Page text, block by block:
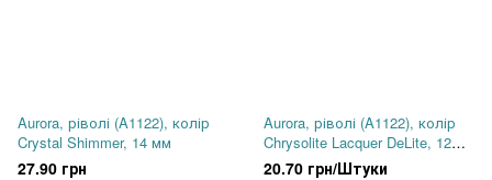
Aurora, ріволі (A1122), колір
Crystal Shimmer, 14 мм
27.90 грн
Aurora, ріволі (A1122), колір
Chrysolite Lacquer DeLite, 12
мм
20.70 грн/Штуки